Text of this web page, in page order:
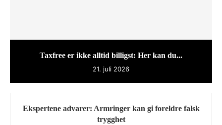
Taxfree er ikke alltid billigst: Her kan du...
21. juli 2026
Ekspertene advarer: Armringer kan gi foreldre falsk
trygghet